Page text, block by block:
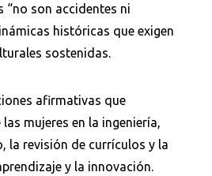
“no son accidentes ni
históricas que exigen
sostenidas.
afirmativas que
mujeres en la ingeniería,
la revisión de currículos y la
y la innovación.